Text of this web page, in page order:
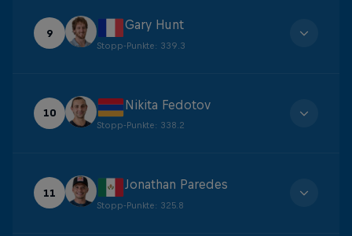
9
Gary Hunt
Stopp-Punkte: 339.3
10
Nikita Fedotov
Stopp-Punkte: 338.2
11
Jonathan Paredes
Stopp-Punkte: 325.8